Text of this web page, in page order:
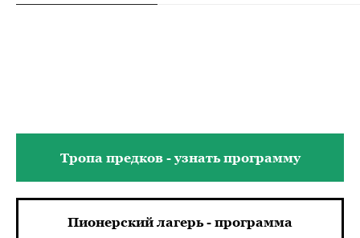
Тропа предков - узнать программу
Пионерский лагерь - программа